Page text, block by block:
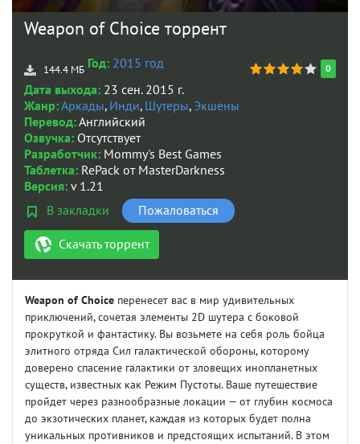
Weapon of Choice торрент
0
144.4 МБ Год: 2015 год
Дата выхода: 23 сен. 2015 г.
Жанр:Аркады, Инди, Шутеры, Экшены
Перевод:Английский
Озвучка: Отсутствует
Разработчик: Mommy's Best Games
Таблетка: RePack от MasterDarkness
Версия: v 1.21
В закладки
Пожаловаться
Скачать торрент
Weapon of Choice перенесет вас в мир удивительных
приключений, сочетая элементы 2D шутера с боковой
прокруткой и фантастику. Вы возьмете на себя роль бойца
элитного отряда Сил галактической обороны, которому
доверено спасение галактики от зловещих инопланетных
существ, известных как Режим Пустоты. Ваше путешествие
пройдет через разнообразные локации — от глубин космоса
до экзотических планет, каждая из которых будет полна
уникальных противников и предстоящих испытаний. В этом